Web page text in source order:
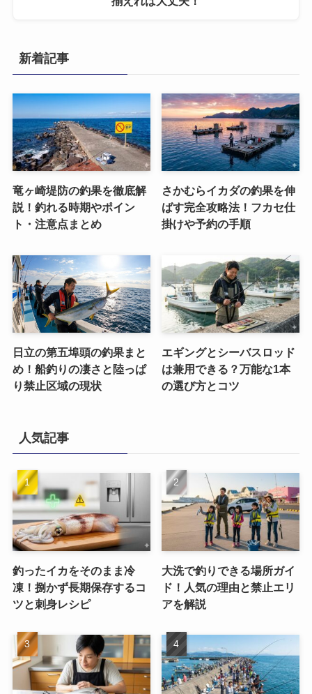
新着記事
竜ヶ崎堤防の釣果を徹底解
説！釣れる時期やポイン
ト・注意点まとめ
さかむらイカダの釣果を伸
ばす完全攻略法！フカセ仕
掛けや予約の手順
日立の第五埠頭の釣果まと
め！船釣りの凄さと陸っぱ
り禁止区域の現状
エギングとシーバスロッド
は兼用できる？万能な1本
の選び方とコツ
人気記事
釣ったイカをそのまま冷
凍！捌かず長期保存するコ
ツと刺身レシピ
大洗で釣りできる場所ガイ
ド！人気の理由と禁止エリ
アを解説